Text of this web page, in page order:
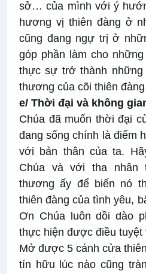
sở… của mình với ý
hương vị thiên đàng ở
cũng đang ngự trị ở
góp phần làm cho
thực sự trở thành
thương của cõi thiên
e/ Thời đại và không
Chúa đã muốn thời đại
đang sống chính là điểm
với bản thân của ta.
Chúa và với tha nhân
thương ấy để biến nó
thiên đàng của tình yêu,
Ơn Chúa luôn dồi dào
thực hiện được điều tuyệt
Mở được 5 cánh cửa
tín hữu lúc nào cũng